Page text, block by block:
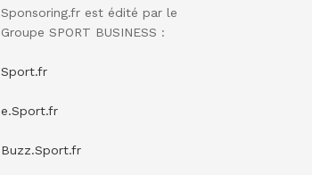
Sponsoring.fr est édité par le
Groupe SPORT BUSINESS :
Sport.fr
e.Sport.fr
Buzz.Sport.fr